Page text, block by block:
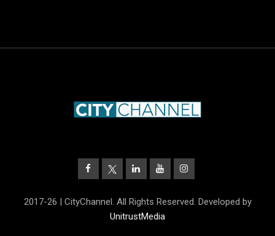
2017-26 | CityChannel. All Rights Reserved. Developed by
UnitrustMedia